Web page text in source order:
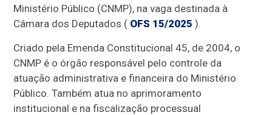
Ministério Público (CNMP), na vaga destinada à
Câmara dos Deputados ( OFS 15/2025 ).
Criado pela Emenda Constitucional 45, de 2004, o
CNMP é o órgão responsável pelo controle da
atuação administrativa e financeira do Ministério
Público. Também atua no aprimoramento
institucional e na fiscalização processual